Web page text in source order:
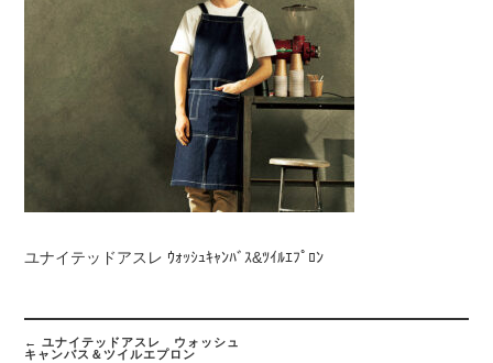
ユナイテッドアスレ ｳｫｯｼｭｷｬﾝﾊﾞｽ&ﾂｲﾙｴﾌﾟﾛﾝ
Post
navigation
← ユナイテッドアスレ ウォッシュ
キャンバス＆ツイルエプロン